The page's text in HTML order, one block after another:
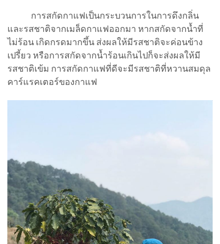
การสกัดกาแฟเป็นกระบวนการในการดึงกลิ่น
และรสชาติจากเมล็ดกาแฟออกมา หากสกัดจากน้ำที่
ไม่ร้อน เกิดกรดมากขึ้น ส่งผลให้มีรสชาติจะค่อนข้าง
เปรี้ยว หรือการสกัดจากน้ำร้อนเกินไปก็จะส่งผลให้มี
รสชาติเข้ม การสกัดกาแฟที่ดีจะมีรสชาติที่หวานสมดุล
คาร์แรคเตอร์ของกาแฟ